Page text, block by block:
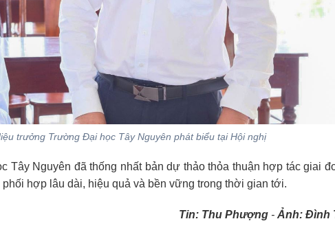
trưởng Trường Đại học Tây Nguyên phát biểu tại Hội nghị
Tây Nguyên đã thống nhất bản dự thảo thỏa thuận hợp tác giai
hợp lâu dài, hiệu quả và bền vững trong thời gian tới.
Tin: Thu Phượng - Ảnh: Đình